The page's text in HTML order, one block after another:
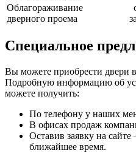
Облагораживание
дверного проема
Специальное
Вы можете приобрести двери
Подробную информацию об
можете получить:
По телефону у наших
В офисах продаж
Оставив заявку на
ближайшее время.